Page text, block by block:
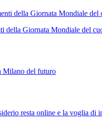
della Giornata Mondiale del
Milano del futuro
resta online e la voglia di